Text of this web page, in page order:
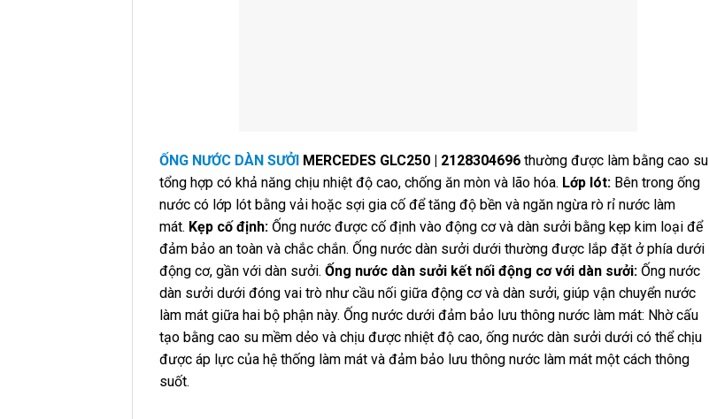
ỐNG NƯỚC DÀN SƯỞI MERCEDES GLC250 | 2128304696 thường được làm bằng cao su
tổng hợp có khả năng chịu nhiệt độ cao, chống ăn mòn và lão hóa. Lớp lót: Bên trong ống
nước có lớp lót bằng vải hoặc sợi gia cố để tăng độ bền và ngăn ngừa rò rỉ nước làm
mát. Kẹp cố định: Ống nước được cố định vào động cơ và dàn sưởi bằng kẹp kim loại để
đảm bảo an toàn và chắc chắn. Ống nước dàn sưởi dưới thường được lắp đặt ở phía dưới
động cơ, gần với dàn sưởi.Ống nước dàn sưởi kết nối động cơ với dàn sưởi: Ống nước
dàn sưởi dưới đóng vai trò như cầu nối giữa động cơ và dàn sưởi, giúp vận chuyển nước
làm mát giữa hai bộ phận này. Ống nước dưới đảm bảo lưu thông nước làm mát: Nhờ cấu
tạo bằng cao su mềm dẻo và chịu được nhiệt độ cao, ống nước dàn sưởi dưới có thể chịu
được áp lực của hệ thống làm mát và đảm bảo lưu thông nước làm mát một cách thông
suốt.